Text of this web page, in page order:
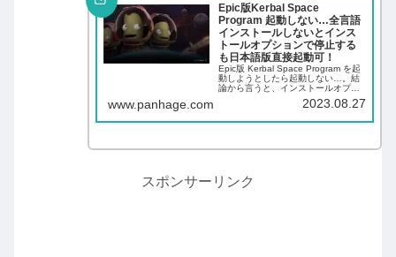
Epic版Kerbal Space
Program 起動しない…全言語
インストールしないとインス
トールオプションで停止する
も日本語版直接起動可！
Epic版 Kerbal Space Program を起
動しようとしたら起動しない…。結
論から言うと、インストールオプシ
ョンで「日本語」のみを選択してし
まったのが原因でした。全言語をイ
www.panhage.com 2023.08.27
スポンサーリンク